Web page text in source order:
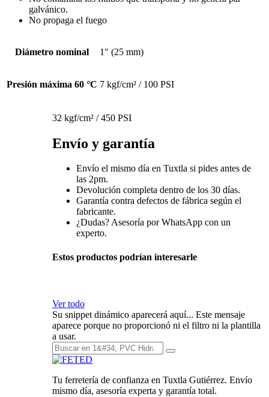
galvánico.
No propaga el fuego
Diámetro nominal 1" (25 mm)
Presión máxima 60 °C 7 kgf/cm² / 100 PSI
32 kgf/cm² / 450 PSI
Envío y garantía
Envío el mismo día en Tuxtla si pides antes de
las 2pm.
Devolución completa dentro de los 30 días.
Garantía contra defectos de fábrica según el
fabricante.
¿Dudas? Asesoría por WhatsApp con un
experto.
Estos productos podrían interesarle
Ver todo
Su snippet dinámico aparecerá aquí... Este mensaje
aparece porque no proporcionó ni el filtro ni la plantilla
a usar.
Tu ferretería de confianza en Tuxtla Gutiérrez. Envío
mismo día, asesoría experta y garantía total.